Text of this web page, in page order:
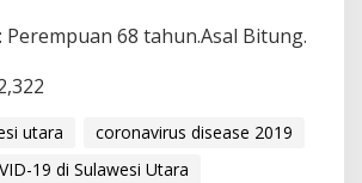
Perempuan 68 tahun.Asal Bitung.
utara
coronavirus disease 2019
19 di Sulawesi Utara